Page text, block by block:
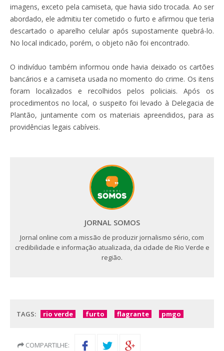
imagens, exceto pela camiseta, que havia sido trocada. Ao ser
abordado, ele admitiu ter cometido o furto e afirmou que teria
descartado o aparelho celular após supostamente quebrá-lo.
No local indicado, porém, o objeto não foi encontrado.
O indivíduo também informou onde havia deixado os cartões
bancários e a camiseta usada no momento do crime. Os itens
foram localizados e recolhidos pelos policiais. Após os
procedimentos no local, o suspeito foi levado à Delegacia de
Plantão, juntamente com os materiais apreendidos, para as
providências legais cabíveis.
JORNAL SOMOS
Jornal online com a missão de produzir jornalismo sério, com
credibilidade e informação atualizada, da cidade de Rio Verde e
região.
TAGS: rio verde furto flagrante pmgo
COMPARTILHE: